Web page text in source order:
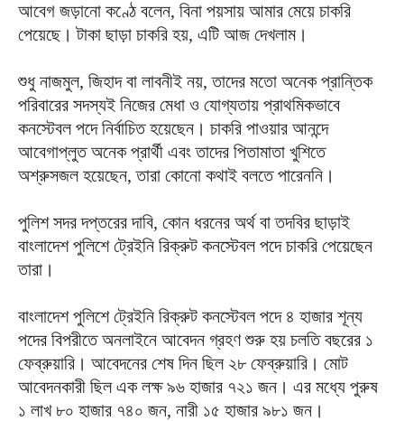
আবেগ জড়ানো কণ্ঠে বলেন, বিনা পয়সায় আমার মেয়ে চাকরি
পেয়েছে। টাকা ছাড়া চাকরি হয়, এটি আজ দেখলাম।
শুধু নাজমুল, জিহাদ বা লাবনীই নয়, তাদের মতো অনেক প্রান্তিক
পরিবারের সদস্যই নিজের মেধা ও যোগ্যতায় প্রাথমিকভাবে
কনস্টেবল পদে নির্বাচিত হয়েছেন। চাকরি পাওয়ার আনন্দে
আবেগাপ্লুত অনেক প্রার্থী এবং তাদের পিতামাতা খুশিতে
অশ্রুসজল হয়েছেন, তারা কোনো কথাই বলতে পারেননি।
পুলিশ সদর দপ্তরের দাবি, কোন ধরনের অর্থ বা তদবির ছাড়াই
বাংলাদেশ পুলিশে ট্রেইনি রিক্রুট কনস্টেবল পদে চাকরি পেয়েছেন
তারা।
বাংলাদেশ পুলিশে ট্রেইনি রিক্রুট কনস্টেবল পদে ৪ হাজার শূন্য
পদের বিপরীতে অনলাইনে আবেদন গ্রহণ শুরু হয় চলতি বছরের ১
ফেব্রুয়ারি। আবেদনের শেষ দিন ছিল ২৮ ফেব্রুয়ারি। মোট
আবেদনকারী ছিল এক লক্ষ ৯৬ হাজার ৭২১ জন। এর মধ্যে পুরুষ
১ লাখ ৮০ হাজার ৭৪০ জন, নারী ১৫ হাজার ৯৮১ জন।